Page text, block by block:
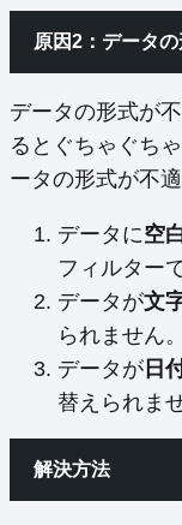
原因2：データ
データの形式が
るとぐちゃぐち
ータの形式が不
データに空
フィルター
データが文
られません。
データが 日
替えられま
解決方法